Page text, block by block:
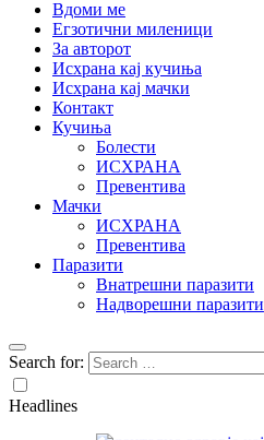
Вдоми ме
Егзотични миленици
За авторот
Исхрана кај кучиња
Исхрана кај мачки
Контакт
Кучиња
Болести
ИСХРАНА
Превентива
Мачки
ИСХРАНА
Превентива
Паразити
Внатрешни паразити
Надворешни паразити
Search for:
Headlines